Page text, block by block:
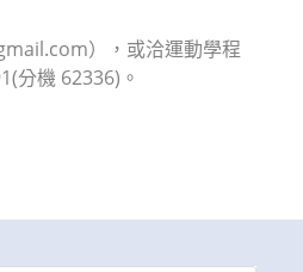
），或洽運動學程
分機 62336)。